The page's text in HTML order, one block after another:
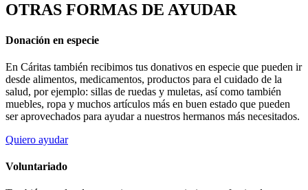
OTRAS FORMAS DE AYUDAR
Donación en especie
En Cáritas también recibimos tus donativos en especie que pueden ir
desde alimentos, medicamentos, productos para el cuidado de la
salud, por ejemplo: sillas de ruedas y muletas, así como también
muebles, ropa y muchos artículos más en buen estado que pueden
ser aprovechados para ayudar a nuestros hermanos más necesitados.
Quiero ayudar
Voluntariado